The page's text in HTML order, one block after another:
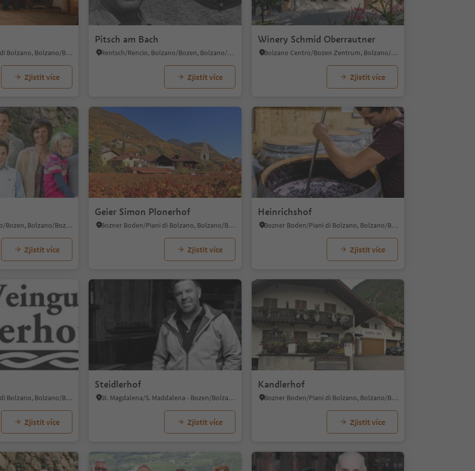
Bozner Boden/Piani di Bolzano, Bolzano/Bozen, Bolzano/Bozen and environs
Zjistit více
Pitsch am Bach
Rentsch/Rencio, Bolzano/Bozen, Bolzano/Bozen and environs
Zjistit více
Winery Schmid Oberrautner
Bolzano Centro/Bozen Zentrum, Bolzano/Bozen, Bolzano/Bozen and environs
Zjistit více
Virgl/Virgolo, Bolzano/Bozen, Bolzano/Bozen and environs
Zjistit více
Geier Simon Plonerhof
Bozner Boden/Piani di Bolzano, Bolzano/Bozen, Bolzano/Bozen and environs
Zjistit více
Heinrichshof
Bozner Boden/Piani di Bolzano, Bolzano/Bozen, Bolzano/Bozen and environs
Zjistit více
Bozner Boden/Piani di Bolzano, Bolzano/Bozen, Bolzano/Bozen and environs
Zjistit více
Steidlerhof
St. Magdalena/S. Maddalena - Bozen/Bolzano, Bolzano/Bozen, Bolzano/Bozen and environs
Zjistit více
Kandlerhof
Bozner Boden/Piani di Bolzano, Bolzano/Bozen, Bolzano/Bozen and environs
Zjistit více